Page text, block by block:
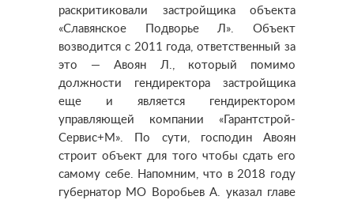
раскритиковали застройщика объекта
«Славянское Подворье Л». Объект
возводится с 2011 года, ответственный за
это — Авоян Л., который помимо
должности гендиректора застройщика
еще и является гендиректором
управляющей компании «Гарантстрой-
Сервис+М». По сути, господин Авоян
строит объект для того чтобы сдать его
самому себе. Напомним, что в 2018 году
губернатор МО Воробьев А. указал главе